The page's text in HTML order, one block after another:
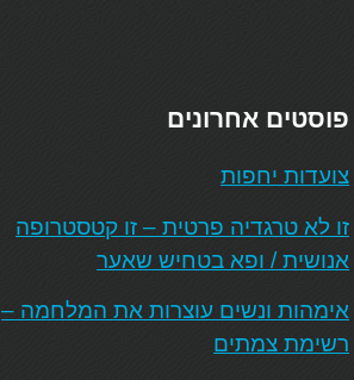
פוסטים אחרונים
צועדות יחפות
זו לא טרגדיה פרטית – זו קטסטרופה
אנושית / ופא בטחיש שאער
אימהות ונשים עוצרות את המלחמה –
רשימת צמתים